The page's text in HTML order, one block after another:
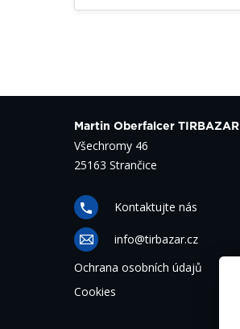
Martin Oberfalcer TIRBAZAR
Všechromy 46
25163 Strančice
Kontaktujte nás
info@tirbazar.cz
Ochrana osobních údajů
Cookies